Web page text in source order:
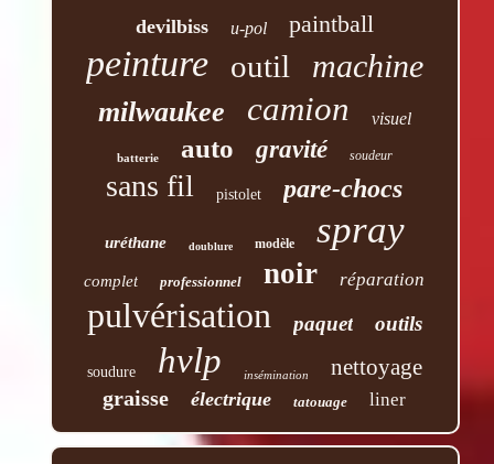
devilbiss u-pol paintball
peinture outil machine
milwaukee camion visuel
batterie auto gravité soudeur
sans fil pistolet pare-chocs
uréthane doublure modèle spray
complet professionnel noir réparation
pulvérisation paquet outils
soudure hvlp insémination nettoyage
graisse électrique tatouage liner